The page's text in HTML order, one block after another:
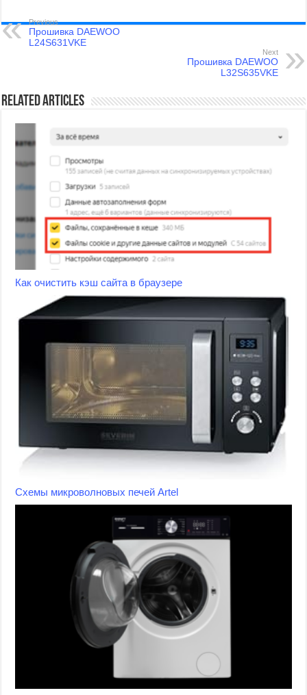
Previous
Прошивка DAEWOO
L24S631VKE
Next
Прошивка DAEWOO
L32S635VKE
Related Articles
Как очистить кэш сайта в браузере
Схемы микроволновых печей Artel